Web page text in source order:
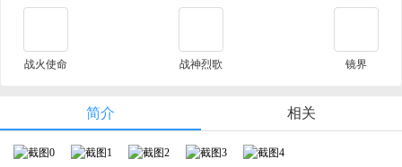
战火使命 战神烈歌 镜界
简介 相关